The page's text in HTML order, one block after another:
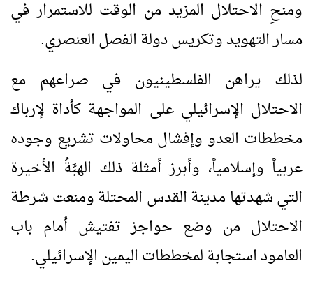
ومنحِ الاحتلال المزيد من الوقت للاستمرار في
مسار التهويد وتكريس دولة الفصل العنصري.
لذلك يراهن الفلسطينيون في صراعهم مع
الاحتلال الإسرائيلي على المواجهة كأداة لإرباك
مخططات العدو وإفشال محاولات تشريع وجوده
عربياً وإسلامياً، وأبرز أمثلة ذلك الهبَّةُ الأخيرة
التي شهدتها مدينة القدس المحتلة ومنعت شرطة
الاحتلال من وضع حواجز تفتيش أمام باب
العامود استجابة لمخططات اليمين الإسرائيلي.